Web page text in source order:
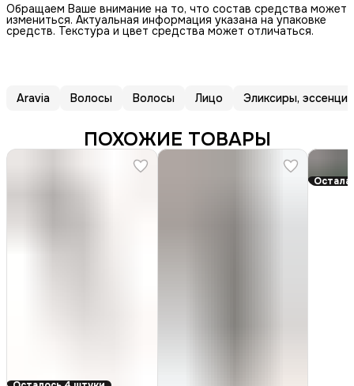
Обращаем Ваше внимание на то, что состав средства может
измениться. Актуальная информация указана на упаковке
средств. Текстура и цвет средства может отличаться.
Aravia Волосы Волосы Лицо Эликсиры,
ПОХОЖИЕ ТОВАРЫ